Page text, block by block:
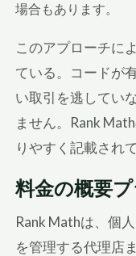
場合もあります。
このアプローチに
ている。コードが
い取引を逃してい
ません。Rank
りやすく記載され
料金の概要
Rank Mathは、個
を管理する代理店